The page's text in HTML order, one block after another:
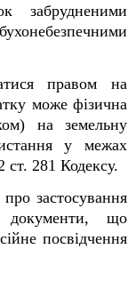
забрудненими
правом на
може фізична
на земельну
у межах
281 Кодексу.
застосування
що
посвідчення